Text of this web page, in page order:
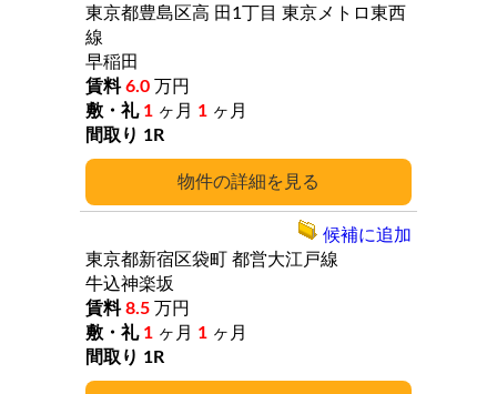
詳細
東京都豊島区高 田1丁目 東京メトロ東西
線
早稲田
6.0 万円
1 ヶ月 1 ヶ月
1R
東京都新宿区袋町 都営大江戸線
牛込神楽坂
8.5 万円
1 ヶ月 1 ヶ月
1R
候補に追加